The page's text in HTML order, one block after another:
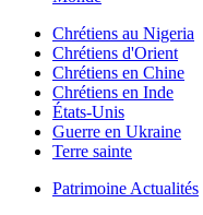
Chrétiens au Nigeria
Chrétiens d'Orient
Chrétiens en Chine
Chrétiens en Inde
États-Unis
Guerre en Ukraine
Terre sainte
Patrimoine Actualités